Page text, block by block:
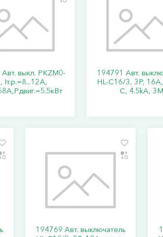
выкл. PKZM0-
Iт.р.=8...12А,
194791 Авт.
HL-C16/3, 3P,
C, 4.5kA, 3M
194769 Авт. выключатель